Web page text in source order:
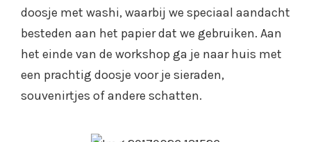
doosje met washi, waarbij we speciaal aandacht
besteden aan het papier dat we gebruiken. Aan
het einde van de workshop ga je naar huis met
een prachtig doosje voor je sieraden,
souvenirtjes of andere schatten.